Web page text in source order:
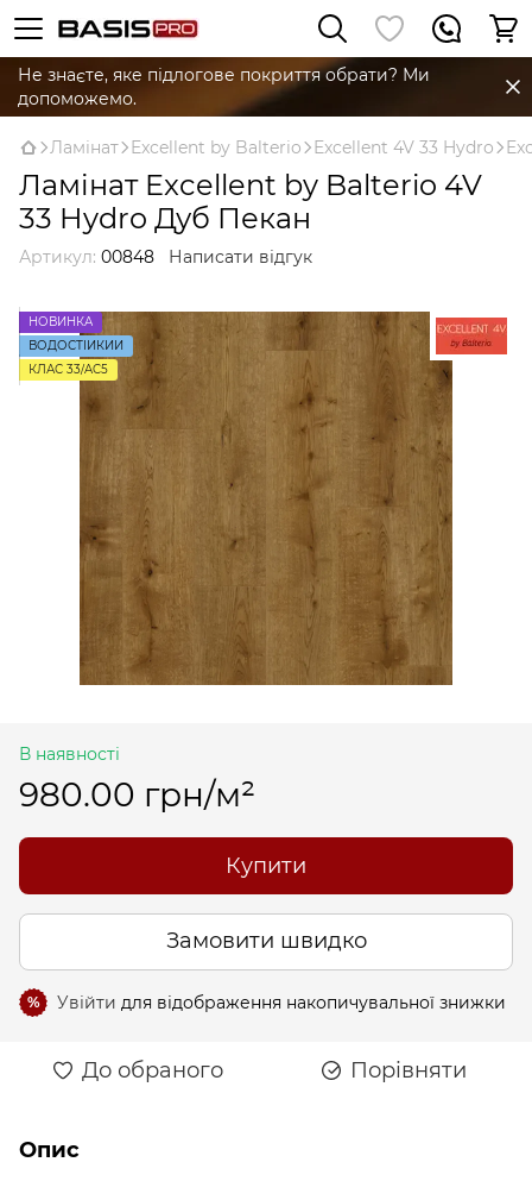
Не знаєте, яке підлогове покриття обрати? Ми
допоможемо.
Ламінат Excellent by Balterio Excellent 4V 33 Hydro
Ламінат Excellent by Balterio 4V
33 Hydro Дуб Пекан
Артикул: 00848 Написати відгук
НОВИНКА
ВОДОСТІЙКИЙ
КЛАС 33/AC5
В наявності
980.00 грн/м²
Купити
Замовити швидко
% Увійти для відображення накопичувальної знижки
До обраного Порівняти
Опис